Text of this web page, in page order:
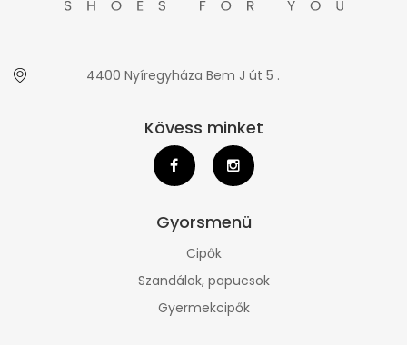
4400 Nyíregyháza Bem J út 5 .
Kövess minket
Gyorsmenü
Cipők
Szandálok, papucsok
Gyermekcipők